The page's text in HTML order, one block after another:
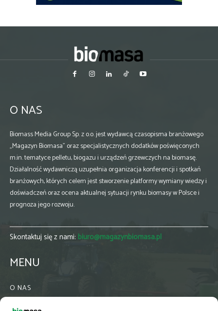
O NAS
Biomass Media Group Sp. z o.o. jest wydawcą czasopisma branżowego
„Magazyn Biomasa” oraz specjalistycznych dodatków poświęconych
m.in. tematyce pelletu, biogazu i urządzeń grzewczych na biomasę.
Działalność wydawniczą uzupełnia organizacja konferencji i spotkań
branżowych, których celem jest stworzenie platformy wymiany wiedzy i
doświadczeń oraz ocena aktualnej sytuacji rynku biomasy w Polsce i
prognoza jego rozwoju.
Skontaktuj się z nami: biuro@magazynbiomasa.pl
MENU
O NAS